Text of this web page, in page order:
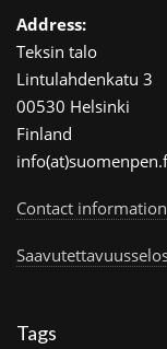
Address:
Teksin talo
Lintulahdenkatu 3
00530 Helsinki
Finland
Contact information
Tags